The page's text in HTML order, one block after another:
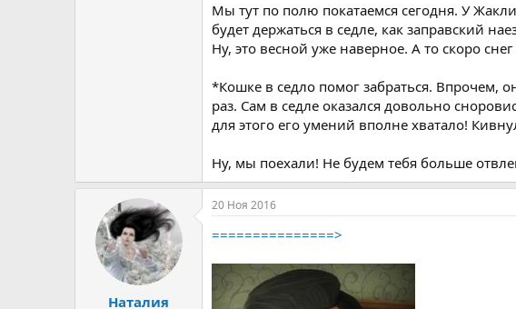
Мы тут по полю покатаемся сегодня. У
будет держаться в седле, как заправский
Ну, это весной уже наверное. А то скоро
*Кошке в седло помог забраться. Впрочем,
раз. Сам в седле оказался довольно
для этого его умений вполне хватало!
Ну, мы поехали! Не будем тебя больше
Наталия
20 Ноя 2016
===============>